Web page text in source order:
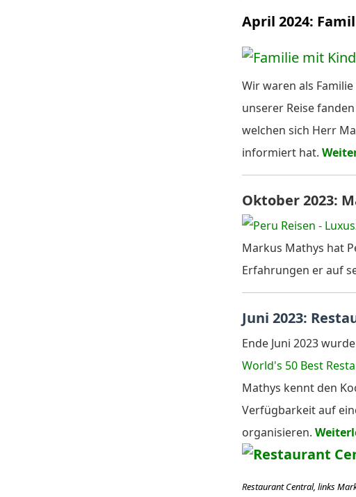
April 2024:
Wir waren als
unserer Reise
welchen sich Herr
informiert hat.
Oktober 2023:
Markus Mathys hat
Erfahrungen er auf
Juni 2023:
Ende Juni 2023
World's 50 Best
Mathys kennt den
Verfügbarkeit auf
organisieren.
Restaurant Central, links